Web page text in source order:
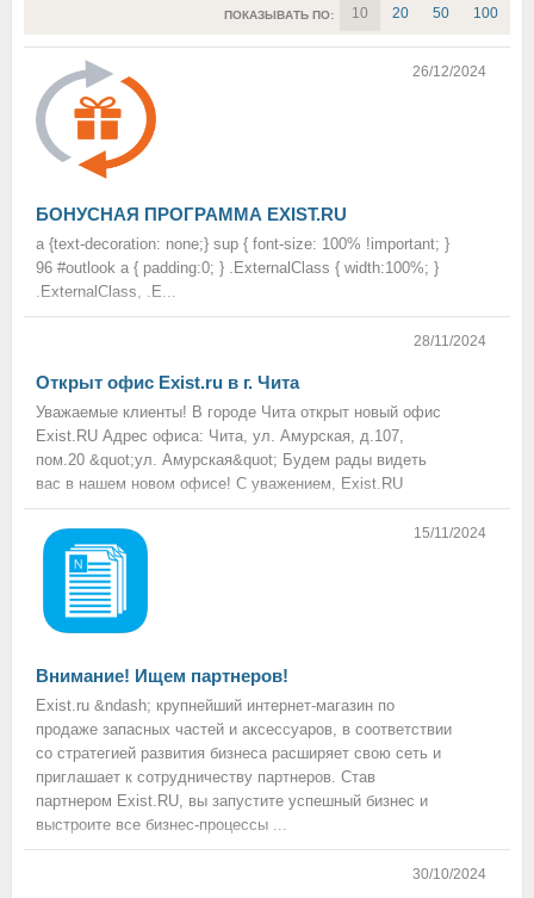
ПОКАЗЫВАТЬ ПО: 10 20 50 100
26/12/2024
БОНУСНАЯ ПРОГРАММА EXIST.RU
a {text-decoration: none;} sup { font-size: 100% !important; }
96 #outlook a { padding:0; } .ExternalClass { width:100%; }
.ExternalClass, .E...
28/11/2024
Открыт офис Exist.ru в г. Чита
Уважаемые клиенты! В городе Чита открыт новый офис
Exist.RU Адрес офиса: Чита, ул. Амурская, д.107,
пом.20 &quot;ул. Амурская&quot; Будем рады видеть
вас в нашем новом офисе! С уважением, Exist.RU
15/11/2024
Внимание! Ищем партнеров!
Exist.ru &ndash; крупнейший интернет-магазин по
продаже запасных частей и аксессуаров, в соответствии
со стратегией развития бизнеса расширяет свою сеть и
приглашает к сотрудничеству партнеров. Став
партнером Exist.RU, вы запустите успешный бизнес и
выстроите все бизнес-процессы ...
30/10/2024